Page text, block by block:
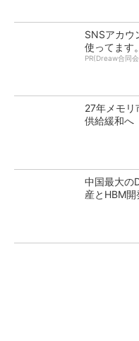
SNSアカウ
使ってます。
PR(Dreaw合同
27年メモ
供給緩和へ
中国最大の
産とHBM